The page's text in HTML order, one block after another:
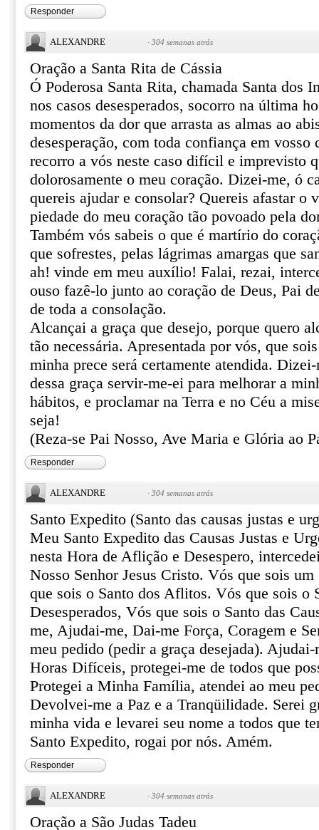
Responder
ALEXANDRE · 304 semanas atrás
Oração a Santa Rita de Cássia
Ó Poderosa Santa Rita, chamada Santa dos
nos casos desesperados, socorro na última
momentos da dor que arrasta as almas ao
desesperação, com toda confiança em vosso
recorro a vós neste caso difícil e imprevisto
dolorosamente o meu coração. Dizei-me, ó
quereis ajudar e consolar? Quereis afastar o
piedade do meu coração tão povoado pela
Também vós sabeis o que é martírio do
que sofrestes, pelas lágrimas amargas que
ah! vinde em meu auxílio! Falai, rezai,
ouso fazê-lo junto ao coração de Deus, Pai
de toda a consolação.
Alcançai a graça que desejo, porque quero
tão necessária. Apresentada por vós, que
minha prece será certamente atendida.
dessa graça servir-me-ei para melhorar a
hábitos, e proclamar na Terra e no Céu a
seja!
(Reza-se Pai Nosso, Ave Maria e Glória ao
Responder
ALEXANDRE · 304 semanas atrás
Santo Expedito (Santo das causas justas e
Meu Santo Expedito das Causas Justas e
nesta Hora de Aflição e Desespero,
Nosso Senhor Jesus Cristo. Vós que sois
que sois o Santo dos Aflitos. Vós que sois o
Desesperados, Vós que sois o Santo das
me, Ajudai-me, Dai-me Força, Coragem e
meu pedido (pedir a graça desejada). Ajudai-
Horas Difíceis, protegei-me de todos que
Protegei a Minha Família, atendei ao meu
Devolvei-me a Paz e a Tranqüilidade. Serei
minha vida e levarei seu nome a todos que
Santo Expedito, rogai por nós. Amém.
Responder
ALEXANDRE · 304 semanas atrás
Oração a São Judas Tadeu